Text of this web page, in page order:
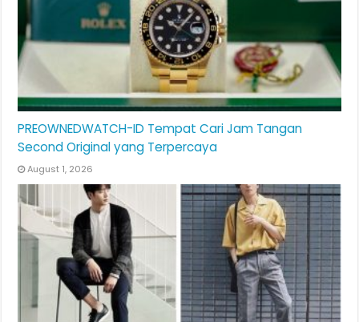
PREOWNEDWATCH-ID Tempat Cari Jam Tangan
Second Original yang Terpercaya
August 1, 2026